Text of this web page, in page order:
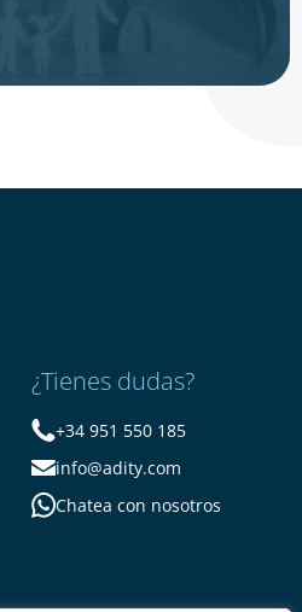
¿Tienes dudas?
+34 951 550 185
info@adity.com
Chatea con nosotros